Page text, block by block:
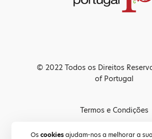
Oscookiesajudam-nos a melhorar a
© 2022 Todos os Direitos
of Portugal
Termos e Condições
Política de Privacidade